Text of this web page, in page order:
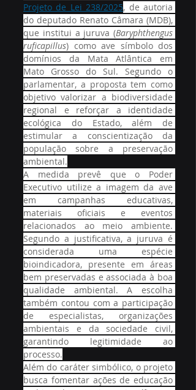
Projeto de Lei 238/2025, de autoria
do deputado Renato Câmara (MDB),
que institui a juruva (Baryphthengus
ruficapillus) como ave símbolo dos
domínios da Mata Atlântica em
Mato Grosso do Sul. Segundo o
parlamentar, a proposta tem como
objetivo valorizar a biodiversidade
regional e reforçar a identidade
ecológica do Estado, além de
estimular a conscientização da
população sobre a preservação
ambiental.
A medida prevê que o Poder
Executivo utilize a imagem da ave
em campanhas educativas,
materiais oficiais e eventos
relacionados ao meio ambiente.
Segundo a justificativa, a juruva é
considerada uma espécie
bioindicadora, presente em áreas
bem preservadas e associada à boa
qualidade ambiental. A escolha
também contou com a participação
de especialistas, organizações
ambientais e da sociedade civil,
garantindo legitimidade ao
processo.
Além do caráter simbólico, o projeto
busca fomentar ações de educação